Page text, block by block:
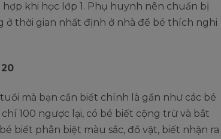
khi học lớp 1. Phụ huynh nên chuẩn bị
thời gian nhất định ở nhà để bé thích nghi
mà bạn cần biết chính là gần như các bé
100 ngược lại, có bé biết cộng trừ và bắt
biết phân biệt màu sắc, đồ vật, biết nhận ra